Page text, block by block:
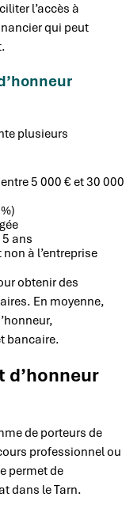
l’accès à
qui peut
plusieurs
5 000 € et 30 000
ans
à l’entreprise
obtenir des
En moyenne,
bancaire.
d’honneur
de porteurs de
professionnel ou
permet de
dans le Tarn.